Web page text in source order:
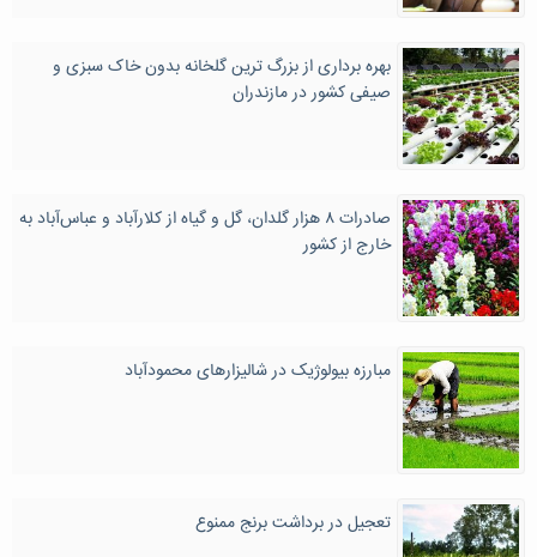
بهره برداری از بزرگ ترین گلخانه بدون خاک سبزی و
صیفی کشور در مازندران
صادرات ۸ هزار گلدان، گل و گیاه از کلارآباد و عباس‌آباد به
خارج از کشور
مبارزه بیولوژیک در شالیزارهای محمودآباد
تعجیل در برداشت برنج ممنوع